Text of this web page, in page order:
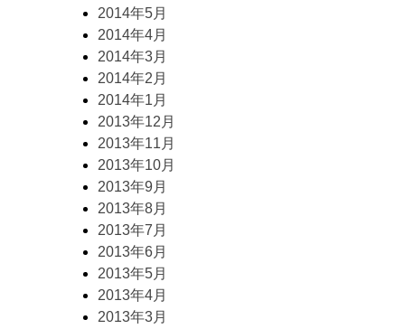
2014年5月
2014年4月
2014年3月
2014年2月
2014年1月
2013年12月
2013年11月
2013年10月
2013年9月
2013年8月
2013年7月
2013年6月
2013年5月
2013年4月
2013年3月